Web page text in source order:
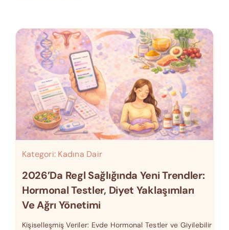
Kategori: Kadına Dair
2026’da Regl Sağlığında Yeni Trendler:
Hormonal Testler, Diyet Yaklaşımları
Ve Ağrı Yönetimi
Kişiselleşmiş Veriler: Evde Hormonal Testler ve Giyilebilir